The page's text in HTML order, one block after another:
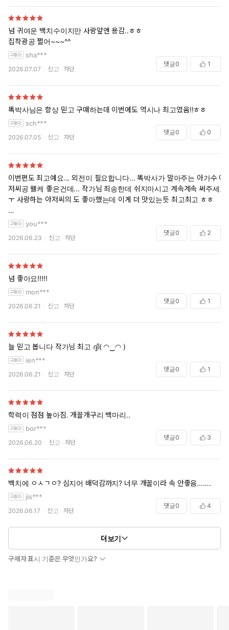
넘 귀여운 백치수이지만 사랑앞엔 용감..ㅎㅎ
집착광공 쩔어~~~^^
sha***
2026.07.07 신고 차단
댓글0 1
똑박사님은 항상 믿고 구매하는데 이번에도 역시나 최고였움!!ㅎㅎ
sch***
2026.07.05 신고 차단
댓글0 0
이번편도 최고예요... 외전이 필요합니다... 똑박사가 말아주는 아가수 아
저씨공 왤케 좋은건데... 작가님 죄송한데 쉬지마시고 계속계속 써주세요
ㅜ 사랑하는 아저씨의 도 좋아했는데 이게 더 맛있는듯 최고최고 ㅎㅎ
+ 작가님 아프시다는 트윗 봤어요 ㅜㅜ 죄송합니다 푹 쉬세요 ㅜ 전 1년
you***
2026.06.23 신고 차단
댓글0 2
넘 좋아요!!!!!
mon***
2026.06.21 신고 차단
댓글0 1
늘 믿고 봅니다 작가님 최고 ദ്ദി( ◠‿◠ )
ien***
2026.06.21 신고 차단
댓글0 1
학력이 점점 높아짐. 개꼴개구리 백마리..
bor***
2026.06.20 신고 차단
댓글0 3
백치에 ㅇㅅㄱㅇ? 심지어 배덕감까지? 너무 개꼴이라 속 안좋음…….
jis***
2026.06.17 신고 차단
댓글0 4
더보기
구매자 표시 기준은 무엇인가요?